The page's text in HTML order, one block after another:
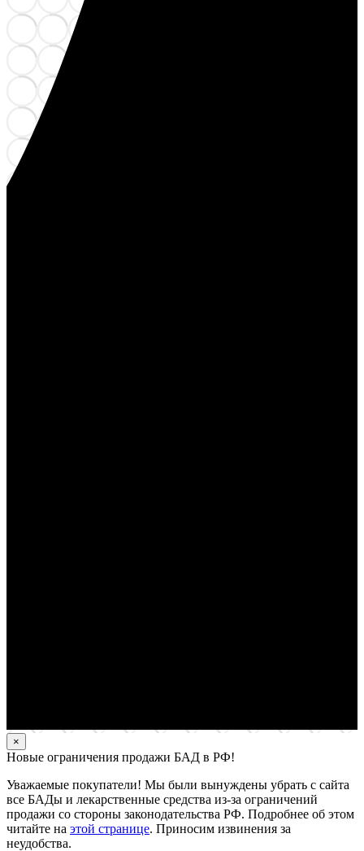
×
Новые ограничения продажи БАД в РФ!
Уважаемые покупатели! Мы были вынуждены убрать с сайта
все БАДы и лекарственные средства из-за ограничений
продажи со стороны законодательства РФ. Подробнее об этом
читайте на этой странице. Приносим извинения за
неудобства.